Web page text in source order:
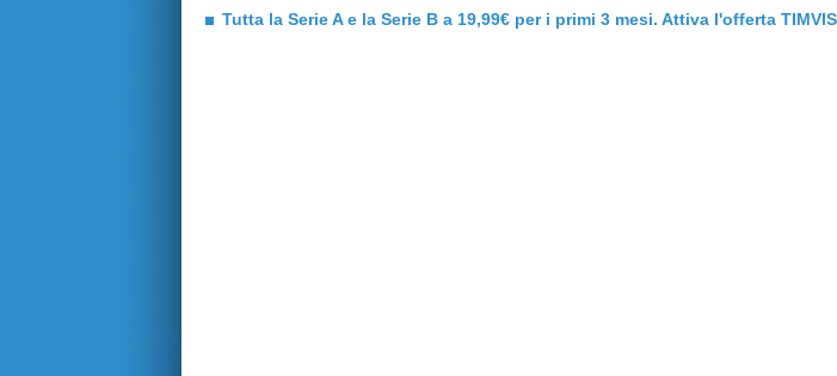
Tutta la Serie A e la Serie B a 19,99€ per i primi 3 mesi. Attiva l'offerta